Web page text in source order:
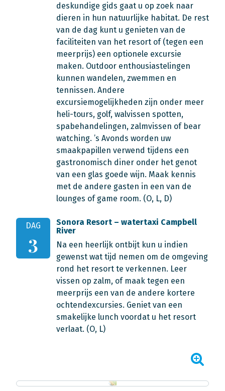
deskundige gids gaat u op zoek naar
dieren in hun natuurlijke habitat. De rest
van de dag kunt u genieten van de
faciliteiten van het resort of (tegen een
meerprijs) een optionele excursie
maken. Outdoor enthousiastelingen
kunnen wandelen, zwemmen en
tennissen. Andere
excursiemogelijkheden zijn onder meer
heli-tours, golf, walvissen spotten,
spabehandelingen, zalmvissen of bear
watching. ’s Avonds worden uw
smaakpapillen verwend tijdens een
gastronomisch diner onder het genot
van een glas goede wijn. Maak kennis
met de andere gasten in een van de
lounges of game room. (O, L, D)
DAG
3
Sonora Resort – watertaxi Campbell
River
Na een heerlijk ontbijt kun u indien
gewenst wat tijd nemen om de omgeving
rond het resort te verkennen. Leer
vissen op zalm, of maak tegen een
meerprijs een van de andere kortere
ochtendexcursies. Geniet van een
smakelijke lunch voordat u het resort
verlaat. (O, L)